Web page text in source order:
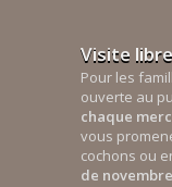
Visite
Pour les
ouverte au
chaque
vous
cochons ou
de